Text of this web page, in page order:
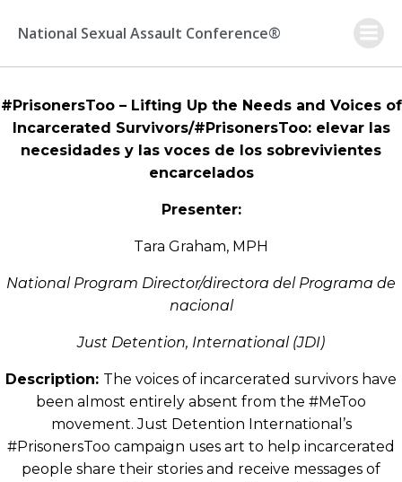
to
National Sexual Assault Conference®
#PrisonersToo – Lifting Up the Needs and Voices of
Incarcerated Survivors/#PrisonersToo: elevar las
necesidades y las voces de los sobrevivientes
encarcelados
Presenter:
Tara Graham, MPH
National Program Director/directora del Programa de
nacional
Just Detention, International (JDI)
Description: The voices of incarcerated survivors have
been almost entirely absent from the #MeToo
movement. Just Detention International’s
#PrisonersToo campaign uses art to help incarcerated
people share their stories and receive messages of